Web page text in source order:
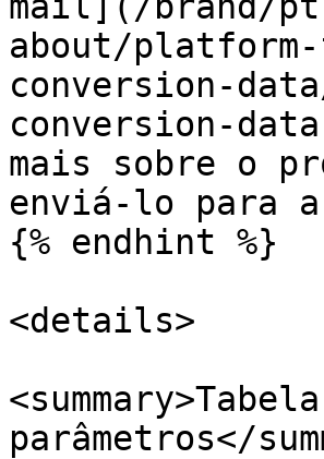
about/
conversion-
conversion-
mais sobre o
enviá-lo para
{% endhint %}
<details>
parâmetros</